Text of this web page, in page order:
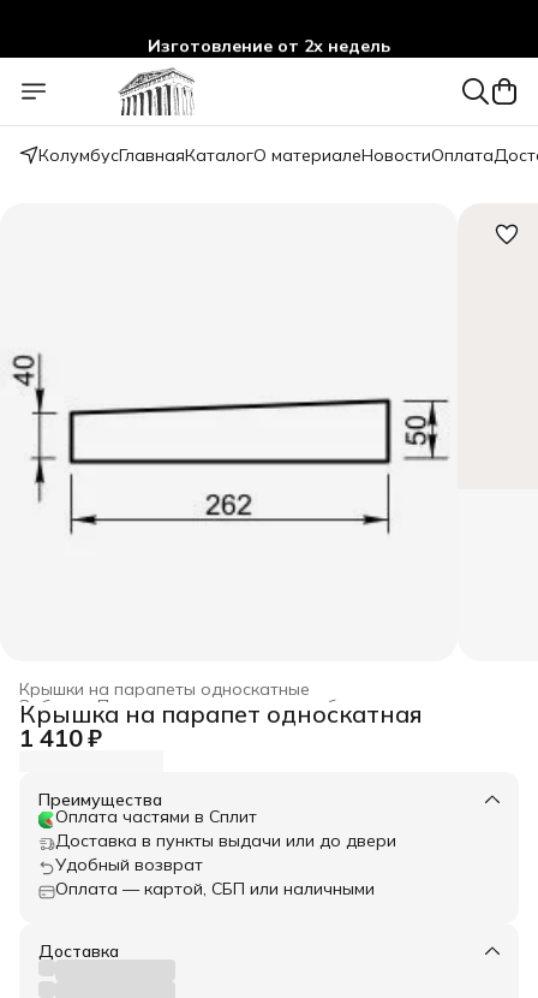
КолумбусГлавнаяКаталогО материалеНовостиОплата
Крышки на парапеты односкатные
Парапетные крышки для забора ›
Забор
Весь архитектурный декор ›
Главная ›
Крышка на парапет односкатная
1 410 ₽
Преимущества
Оплата частями в Сплит
Доставка в пункты выдачи или до двери
Удобный возврат
Оплата — картой, СБП или наличными
Доставка